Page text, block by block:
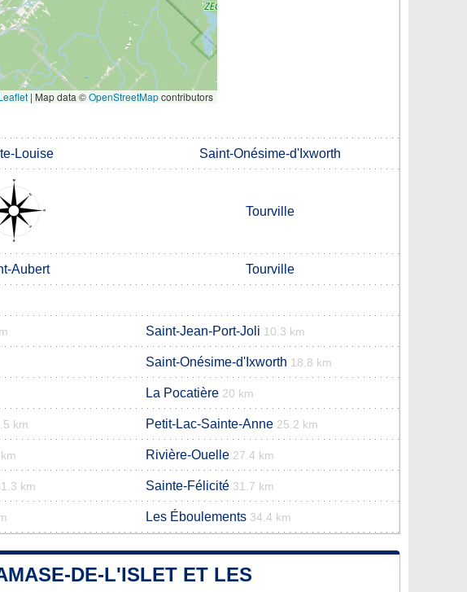
| Map data ©OpenStreetMapcontributors
Louise Saint-Onésime-d'Ixworth
Tourville
Aubert Tourville
Saint-Jean-Port-Joli 10.3 km
Saint-Onésime-d'Ixworth 18.8 km
La Pocatière 20 km
km Petit-Lac-Sainte-Anne 25.2 km
Rivière-Ouelle 27.4 km
km Sainte-Félicité 31.7 km
Les Éboulements 34.4 km
DE-L'ISLET ET LES